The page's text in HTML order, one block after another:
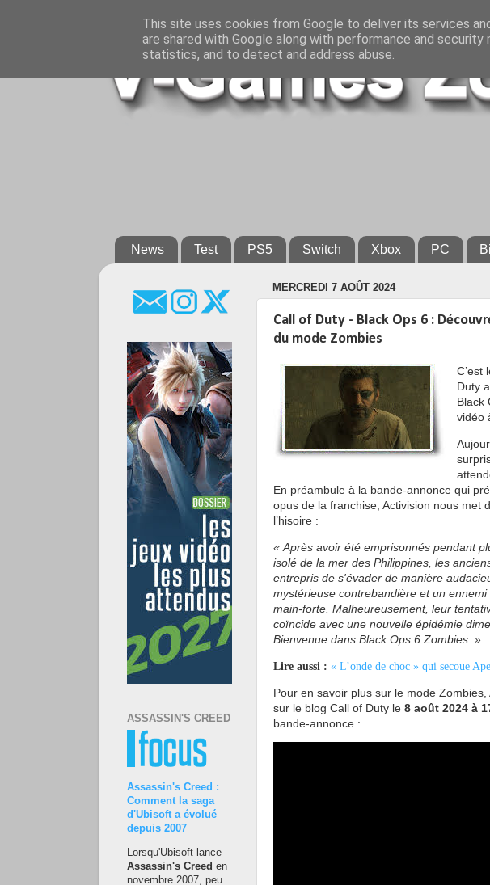
News Test PS5 Switch Xbox PC
MERCREDI 7 AOÛT 2024
Call of Duty - Black Ops 6 :
du mode Zombies
C’est
Duty
Black
vidéo
En préambule à la bande-annonce qui
opus de la franchise, Activision nous met
l’hisoire :
« Après avoir été emprisonnés pendant
isolé de la mer des Philippines, les
entrepris de s'évader de manière
mystérieuse contrebandière et un
main-forte. Malheureusement, leur
coïncide avec une nouvelle épidémie
Bienvenue dans Black Ops 6 Zombies. »
Lire aussi : « L’onde de choc » qui secoue
Pour en savoir plus sur le mode
sur le blog Call of Duty le 8 août 2024 à
bande-annonce :
ASSASSIN'S CREED
Assassin's Creed :
Comment la saga
d'Ubisoft a évolué
depuis 2007
Lorsqu'Ubisoft lance
Assassin's Creed en
novembre 2007, peu
This site uses cookies from Google to deliver its services
are shared with Google along with performance and
statistics, and to detect and address abuse.